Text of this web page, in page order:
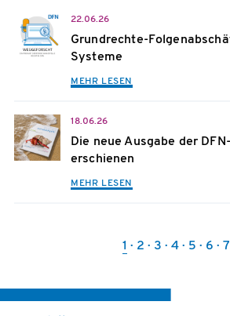
22.06.26
Grundrechte-
Systeme
MEHR LESEN
18.06.26
Die neue Ausgabe der
erschienen
MEHR LESEN
1 2 3 4 5 6 7